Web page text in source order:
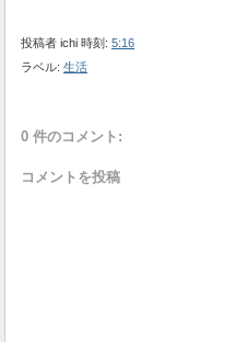
投稿者 ichi 時刻: 5:16
ラベル: 生活
0 件のコメント:
コメントを投稿